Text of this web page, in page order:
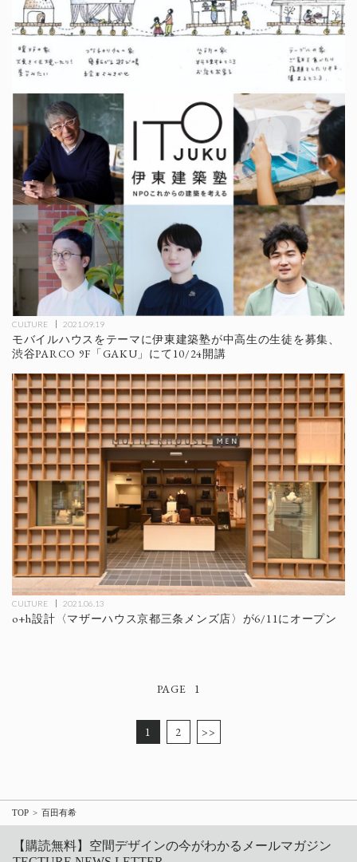
CULTURE 2021.09.19
モバイルハウスをテーマに伊東建築塾が中高生の生徒を募集、
渋谷PARCO 9F「GAKU」にて10/24開講
CULTURE 2021.06.13
o+h設計〈マザーハウス京都三条メンズ店〉が6/11にオープン
1
1 2 >>
TOP 百田有希
【購読無料】空間デザインの今がわかるメールマガジン